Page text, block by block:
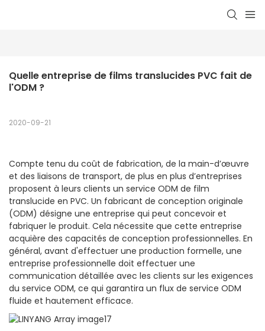
Quelle entreprise de films translucides PVC fait de
l'ODM ?
2020-09-21
Compte tenu du coût de fabrication, de la main-d’œuvre
et des liaisons de transport, de plus en plus d’entreprises
proposent à leurs clients un service ODM de film
translucide en PVC. Un fabricant de conception originale
(ODM) désigne une entreprise qui peut concevoir et
fabriquer le produit. Cela nécessite que cette entreprise
acquière des capacités de conception professionnelles. En
général, avant d'effectuer une production formelle, une
entreprise professionnelle doit effectuer une
communication détaillée avec les clients sur les exigences
du service ODM, ce qui garantira un flux de service ODM
fluide et hautement efficace.